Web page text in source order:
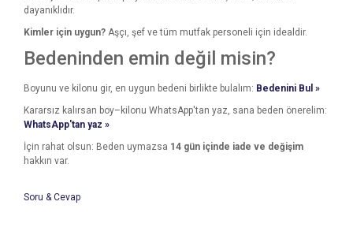
dayanıklıdır.
Kimler için uygun? Aşçı, şef ve tüm mutfak personeli için idealdir.
Bedeninden emin değil misin?
Boyunu ve kilonu gir, en uygun bedeni birlikte bulalım: Bedenini Bul »
Kararsız kalırsan boy–kilonu WhatsApp'tan yaz, sana beden önerelim:
WhatsApp'tan yaz »
İçin rahat olsun: Beden uymazsa 14 gün içinde iade ve değişim
hakkın var.
Soru & Cevap